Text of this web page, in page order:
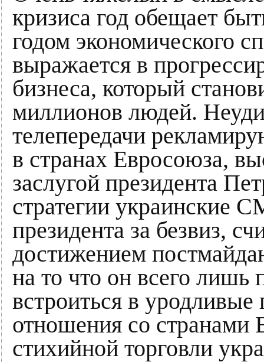
кризиса год обещает
годом экономического
выражается в
бизнеса, который
миллионов людей.
телепередачи
в странах Евросоюза,
заслугой президента
стратегии украинские
президента за безвиз,
достижением
на то что он всего лишь
встроиться в
отношения со странами
стихийной торговли